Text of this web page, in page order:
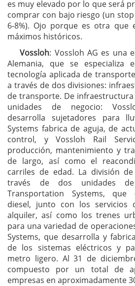
es muy elevado por lo que será
comprar con bajo riesgo (un
6-8%). Ojo porque es otra que
máximos históricos.
Vossloh: Vossloh AG es una
Alemania, que se especializa
tecnología aplicada de
a través de dos divisiones:
de transporte. De
unidades de negocio:
desarrolla sujetadores para
Systems fabrica de aguja, de
control, y Vossloh Rail
producción, mantenimiento y
de largo, así como el
carriles de edad. La división
través de dos unidades de
Transportation Systems, que
diesel, junto con los servicios
alquiler, así como los trenes
para una variedad de
Systems, que desarrolla y
de los sistemas eléctricos y
metro ligero. Al 31 de
compuesto por un total de
empresas en aproximadamente